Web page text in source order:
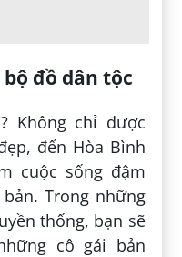
đồ dân tộc
Không chỉ được
đến Hòa Bình
cuộc sống đậm
Trong những
thống, bạn sẽ
cô gái bản